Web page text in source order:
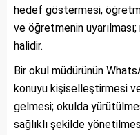
hedef göstermesi,
ve öğretmenin
halidir.
Bir okul müdürünün
konuyu kişiselleştirmesi
gelmesi; okulda
sağlıklı şekilde